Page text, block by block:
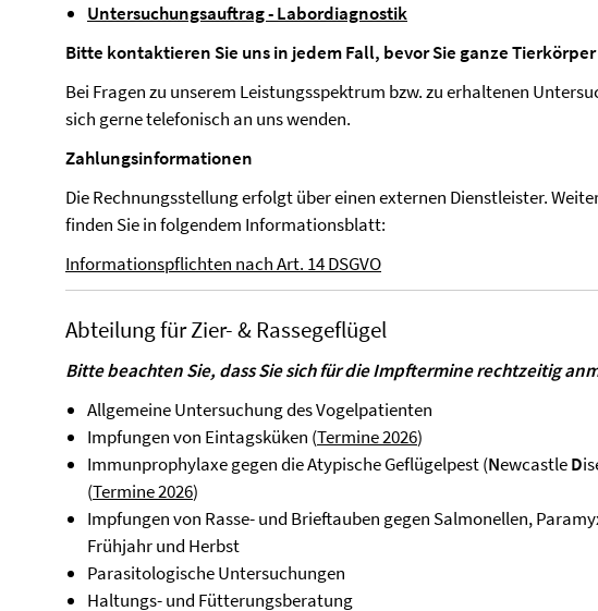
Untersuchungsauftrag - Labordiagnostik
Bitte kontaktieren Sie uns in jedem Fall, bevor Sie ganze
Bei Fragen zu unserem Leistungsspektrum bzw. zu erhaltenen
sich gerne telefonisch an uns wenden.
Zahlungsinformationen
Die Rechnungsstellung erfolgt über einen externen Dienstleister.
finden Sie in folgendem Informationsblatt:
Informationspflichten nach Art. 14 DSGVO
Abteilung für Zier- & Rassegeflügel
Bitte beachten Sie, dass Sie sich für die Impftermine rechtzeitig
Allgemeine Untersuchung des Vogelpatienten
Impfungen von Eintagsküken (Termine 2026)
Immunprophylaxe gegen die Atypische Geflügelpest (NewcastleD
(Termine 2026)
Impfungen von Rasse- und Brieftauben gegen Salmonellen,
Frühjahr und Herbst
Parasitologische Untersuchungen
Haltungs- und Fütterungsberatung